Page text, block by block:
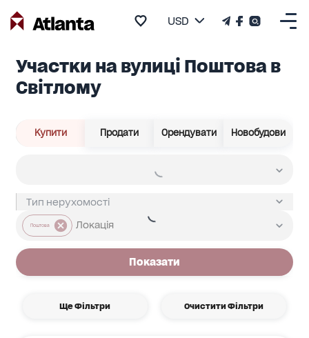
USD
Участки на вулиці Поштова в
Світлому
Купити Продати Орендувати Новобудови
Поштова
Показати
Ще Фільтри Очистити Фільтри